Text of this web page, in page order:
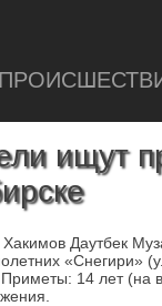
ищут
Даутбек
«Снегири»
14 лет (на